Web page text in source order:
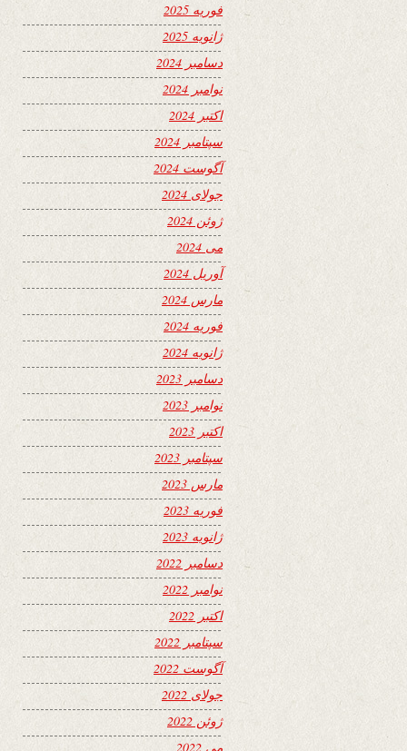
فوریه 2025
ژانویه 2025
دسامبر 2024
نوامبر 2024
اکتبر 2024
سپتامبر 2024
آگوست 2024
جولای 2024
ژوئن 2024
می 2024
آوریل 2024
مارس 2024
فوریه 2024
ژانویه 2024
دسامبر 2023
نوامبر 2023
اکتبر 2023
سپتامبر 2023
مارس 2023
فوریه 2023
ژانویه 2023
دسامبر 2022
نوامبر 2022
اکتبر 2022
سپتامبر 2022
آگوست 2022
جولای 2022
ژوئن 2022
می 2022